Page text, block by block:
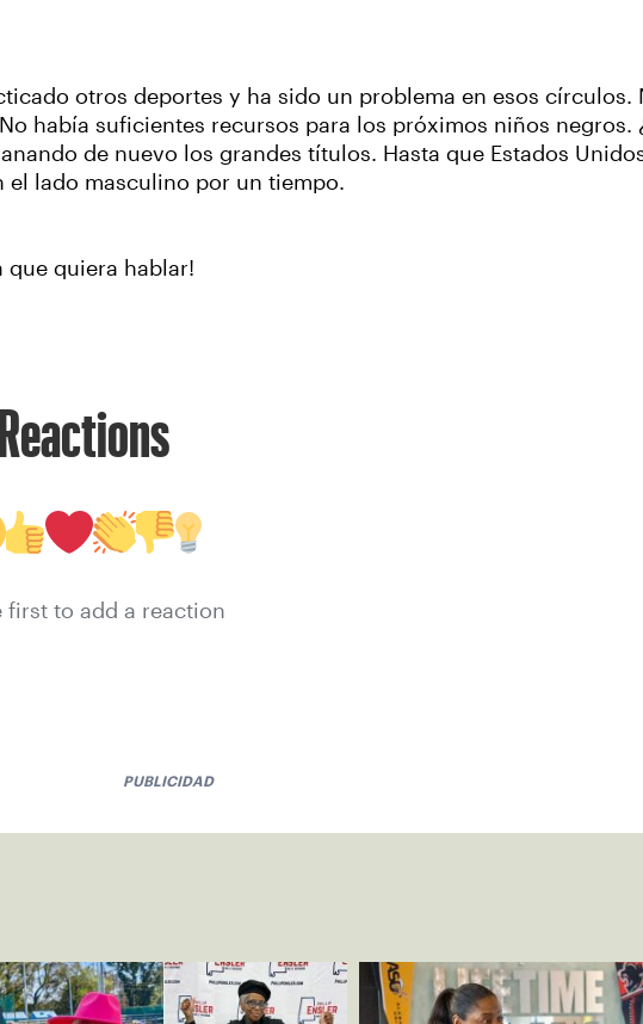
otros deportes y ha sido un problema en esos círculos.
había suficientes recursos para los próximos niños negros.
de nuevo los grandes títulos. Hasta que Estados
el lado masculino por un tiempo.
que quiera hablar!
Reactions
first to add a reaction
PUBLICIDAD